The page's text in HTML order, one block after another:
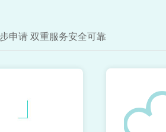
申请 双重服务安全可靠